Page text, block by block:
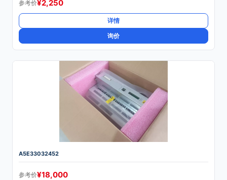
参考价¥2,250
详情
询价
A5E33032452
参考价¥18,000